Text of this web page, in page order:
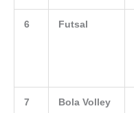
6 Futsal
7 Bola Volley